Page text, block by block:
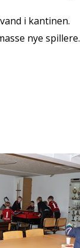
i kantinen.
nye spillere.